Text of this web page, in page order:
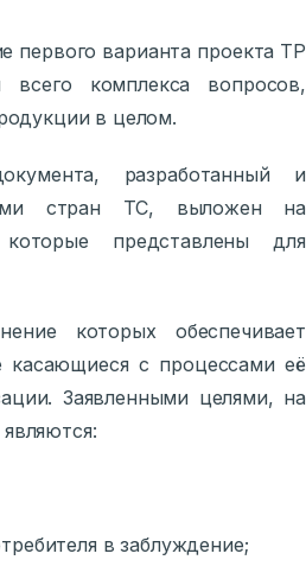
первого варианта проекта ТР
всего комплекса вопросов,
в целом.
разработанный и
стран ТС, выложен на
представлены для
которых обеспечивает
касающиеся с процессами её
Заявленными целями, на
в заблуждение;